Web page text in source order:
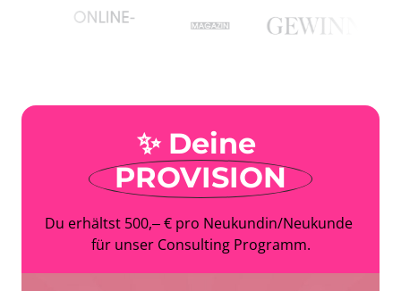
✨ Deine
PROVISION
Du erhältst 500,‒€ pro
für unser Consulting Programm.